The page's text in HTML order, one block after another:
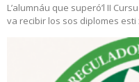
L’alumnáu que superó’l II
va recibir los sos diplomes